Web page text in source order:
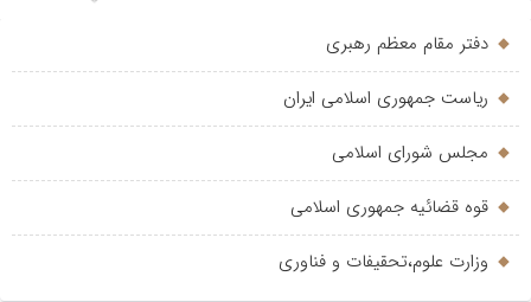
دفتر مقام معظم رهبری
ریاست جمهوری اسلامی ایران
مجلس شورای اسلامی
قوه قضائیه جمهوری اسلامی
وزارت علوم،تحقیفات و فناوری